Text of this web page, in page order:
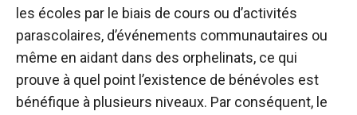
les écoles par le biais de cours ou d’activités
parascolaires, d’événements communautaires ou
même en aidant dans des orphelinats, ce qui
prouve à quel point l’existence de bénévoles est
bénéfique à plusieurs niveaux. Par conséquent, le